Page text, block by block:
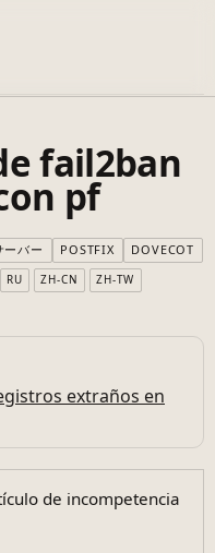
fail2ban
pf
ーバー POSTFIX
DOVECOT
RU ZH-CN ZH-TW
extraños en
de incompetencia